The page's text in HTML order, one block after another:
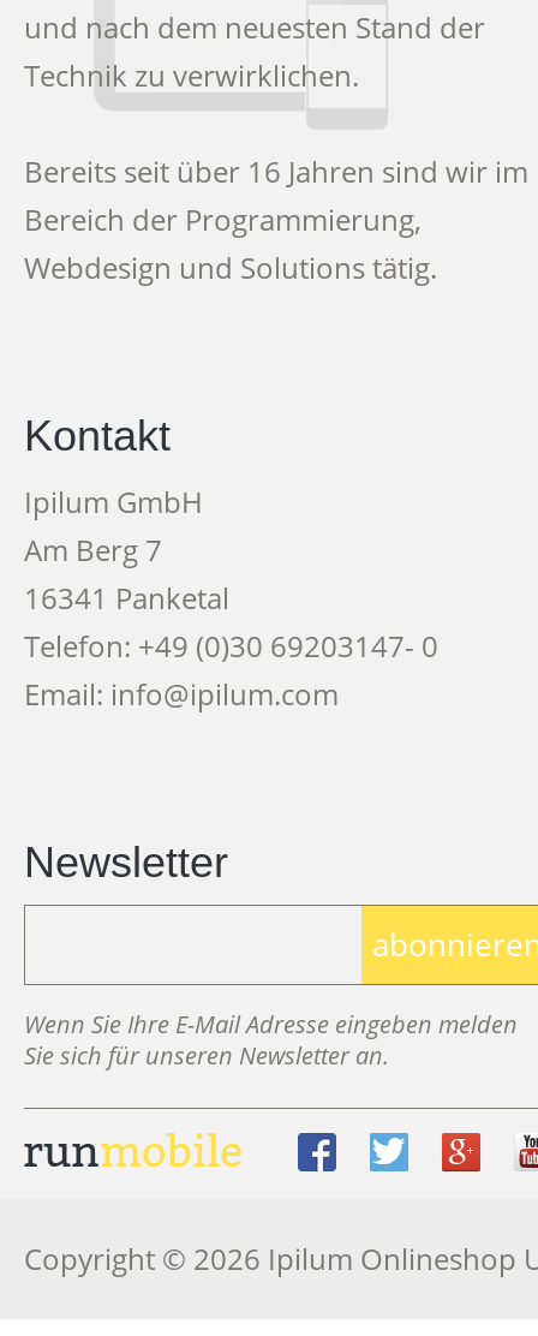
und nach dem neuesten Stand der
Technik zu verwirklichen.
Bereits seit über 16 Jahren sind wir im
Bereich der Programmierung,
Webdesign und Solutions tätig.
Kontakt
Ipilum GmbH
Am Berg 7
16341 Panketal
Telefon: +49 (0)30 69203147- 0
Email: info@ipilum.com
Newsletter
Wenn Sie Ihre E-Mail Adresse eingeben melden
Sie sich für unseren Newsletter an.
Copyright © 2026 Ipilum Onlineshop